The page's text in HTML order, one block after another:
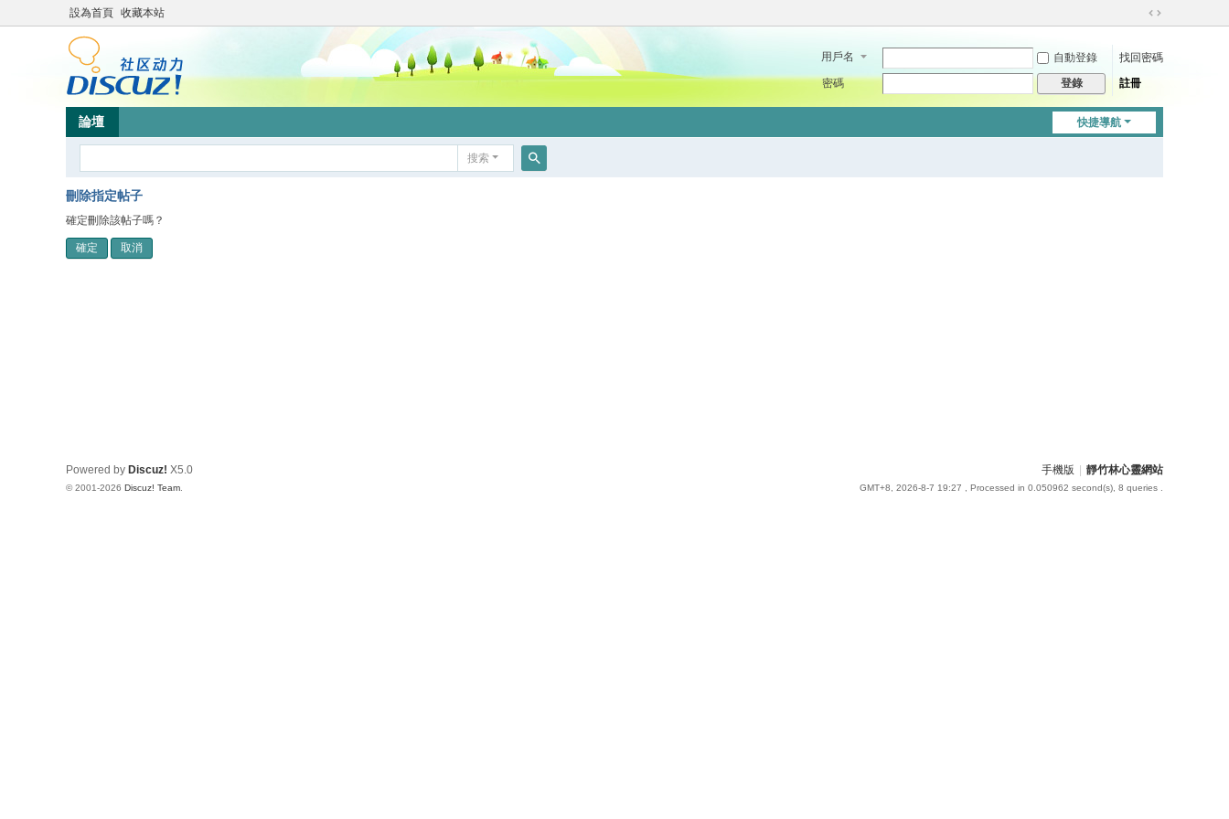
設為首頁 收藏本站
切
到
用戶名 自動登錄
找回密碼
密碼
登錄 註冊
快捷導航
論壇
搜索
刪除指定帖子
確定刪除該帖子嗎？
確定 取消
手機版 靜竹林心靈網站
GMT+8, 2026-8-7 19:27 , Processed in 0.050962 second(s), 8 queries .
Powered by Discuz! X5.0
© 2001-2026 Discuz! Team